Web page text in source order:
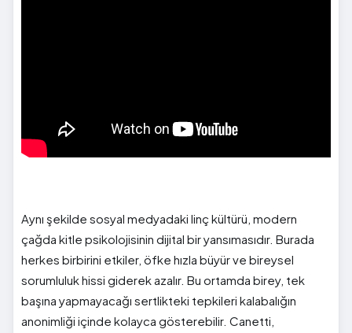
Aynı şekilde sosyal medyadaki linç kültürü, modern
çağda kitle psikolojisinin dijital bir yansımasıdır. Burada
herkes birbirini etkiler, öfke hızla büyür ve bireysel
sorumluluk hissi giderek azalır. Bu ortamda birey, tek
başına yapmayacağı sertlikteki tepkileri kalabalığın
anonimliği içinde kolayca gösterebilir. Canetti,